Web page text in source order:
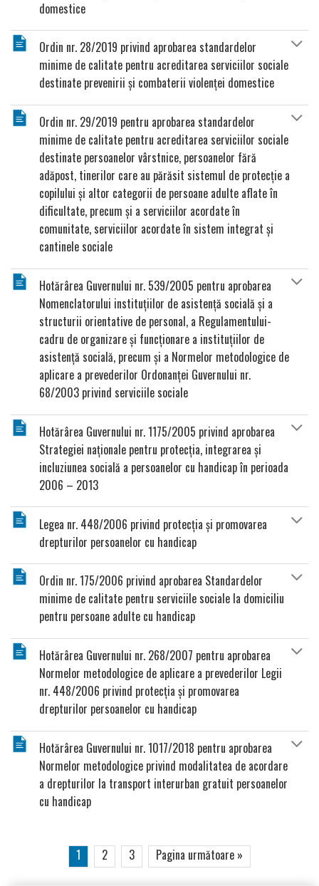
domestice
Ordin nr. 28/2019 privind aprobarea standardelor
minime de calitate pentru acreditarea serviciilor sociale
destinate prevenirii şi combaterii violenţei domestice
Ordin nr. 29/2019 pentru aprobarea standardelor
minime de calitate pentru acreditarea serviciilor sociale
destinate persoanelor vârstnice, persoanelor fără
adăpost, tinerilor care au părăsit sistemul de protecţie a
copilului şi altor categorii de persoane adulte aflate în
dificultate, precum şi a serviciilor acordate în
comunitate, serviciilor acordate în sistem integrat şi
cantinele sociale
Hotărârea Guvernului nr. 539/2005 pentru aprobarea
Nomenclatorului instituţiilor de asistenţă socială şi a
structurii orientative de personal, a Regulamentului-
cadru de organizare şi funcţionare a instituţiilor de
asistenţă socială, precum şi a Normelor metodologice de
aplicare a prevederilor Ordonanţei Guvernului nr.
68/2003 privind serviciile sociale
Hotărârea Guvernului nr. 1175/2005 privind aprobarea
Strategiei naţionale pentru protecţia, integrarea şi
incluziunea socială a persoanelor cu handicap în perioada
2006 – 2013
Legea nr. 448/2006 privind protecţia şi promovarea
drepturilor persoanelor cu handicap
Ordin nr. 175/2006 privind aprobarea Standardelor
minime de calitate pentru serviciile sociale la domiciliu
pentru persoane adulte cu handicap
Hotărârea Guvernului nr. 268/2007 pentru aprobarea
Normelor metodologice de aplicare a prevederilor Legii
nr. 448/2006 privind protecţia şi promovarea
drepturilor persoanelor cu handicap
Hotărârea Guvernului nr. 1017/2018 pentru aprobarea
Normelor metodologice privind modalitatea de acordare
a drepturilor la transport interurban gratuit persoanelor
cu handicap
1 2 3 Pagina următoare »